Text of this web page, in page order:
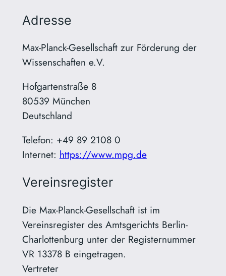
Adresse
Max-Planck-Gesellschaft zur Förderung der
Wissenschaften e.V.
Hofgartenstraße 8
80539 München
Deutschland
Telefon: +49 89 2108 0
Internet: https://www.mpg.de
Vereinsregister
Die Max-Planck-Gesellschaft ist im
Vereinsregister des Amtsgerichts Berlin-
Charlottenburg unter der Registernummer
VR 13378 B eingetragen.
Vertreter